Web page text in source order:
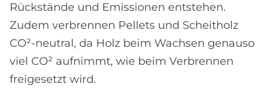
Rückstände und Emissionen entstehen.
Zudem verbrennen Pellets und Scheitholz
CO²-neutral, da Holz beim Wachsen genauso
viel CO² aufnimmt, wie beim Verbrennen
freigesetzt wird.